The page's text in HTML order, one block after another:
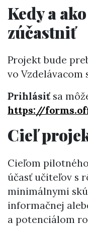
Kedy a
zúčastniť
Projekt bude
vo Vzdelávacom
Prihlásiť sa
https://
Cieľ
Cieľom
účasť učiteľov s
minimálnymi
informačnej
a potenciálom